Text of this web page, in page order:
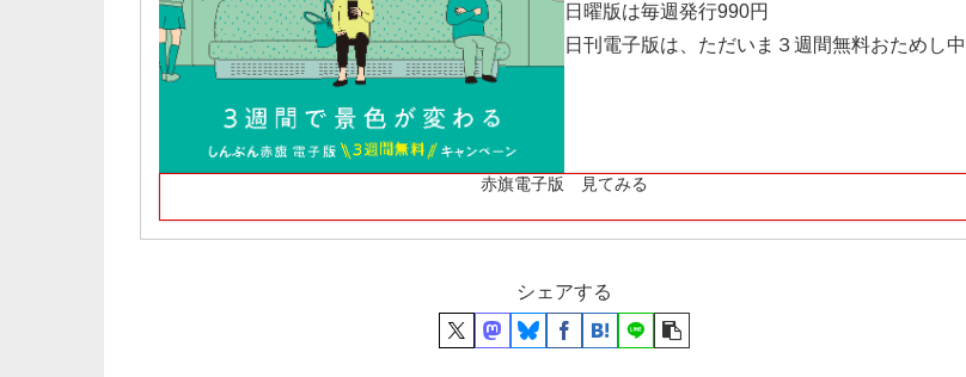
日曜版は毎週発行990円
日刊電子版は、ただいま３週間無料おためし中
赤旗電子版 見てみる
シェアする